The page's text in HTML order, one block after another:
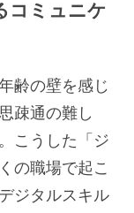
コミュニケ
齢の壁を感じ
疎通の難し
こうした「ジ
の職場で起こ
ジタルスキル